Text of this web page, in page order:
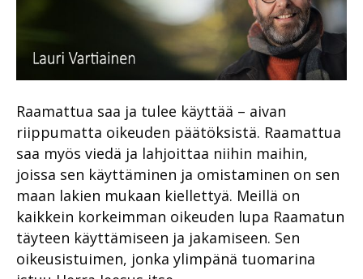
Raamattua saa ja tulee käyttää – aivan
riippumatta oikeuden päätöksistä. Raamattua
saa myös viedä ja lahjoittaa niihin maihin,
joissa sen käyttäminen ja omistaminen on sen
maan lakien mukaan kiellettyä. Meillä on
kaikkein korkeimman oikeuden lupa Raamatun
täyteen käyttämiseen ja jakamiseen. Sen
oikeusistuimen, jonka ylimpänä tuomarina